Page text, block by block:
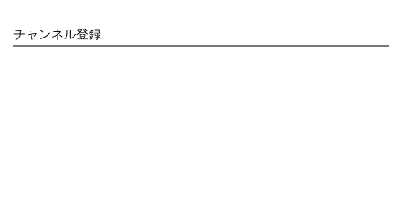
チャンネル登録